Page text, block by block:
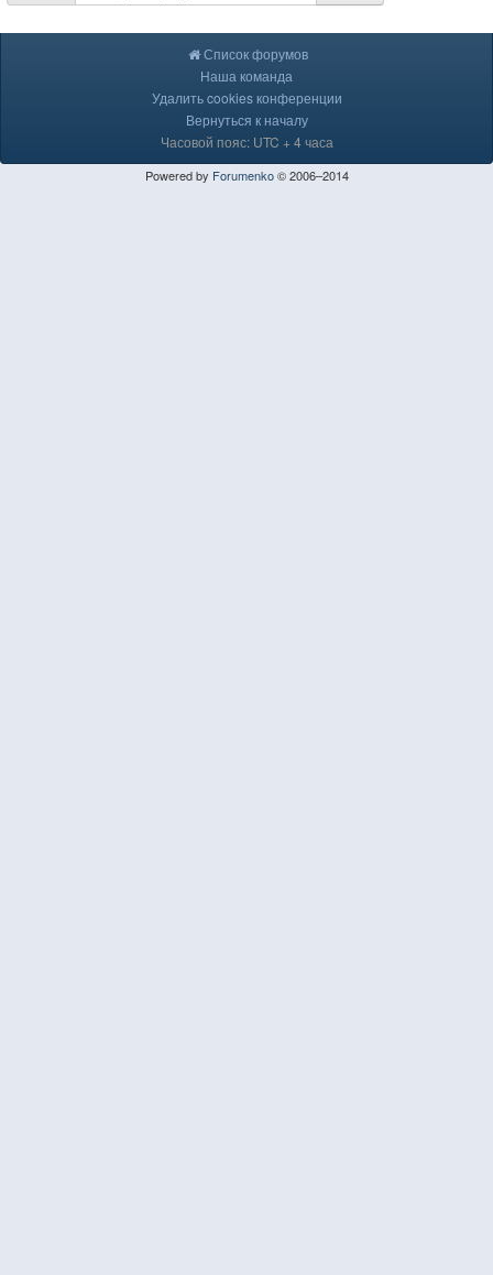
Список форумов
Наша команда
Удалить cookies конференции
Вернуться к началу
Часовой пояс: UTC + 4 часа
Powered by Forumenko© 2006–2014